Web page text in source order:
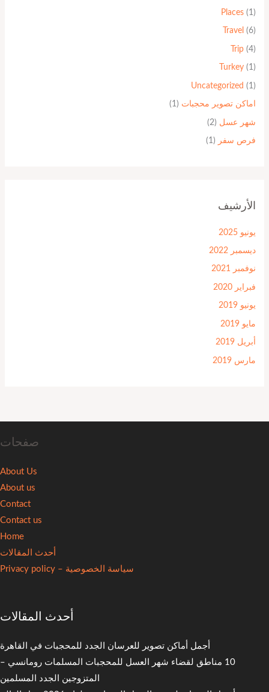
Places(1)
Travel (6)
Trip(4)
Turkey(1)
Uncategorized (1)
اماكن تصوير محجبات (1)
شهر عسل (2)
فرص سفر (1)
الأرشيف
يونيو 2025
ديسمبر 2022
نوفمبر 2021
فبراير 2020
يونيو 2019
مايو 2019
أبريل 2019
مارس 2019
صفحات
About Us
About us
Contact
Contact us
Home
أحدث المقالات
سياسة الخصوصية – Privacy policy
أحدث المقالات
أجمل أماكن تصوير للعرسان الجدد للمحجبات في القاهرة
10 مناطق لقضاء شهر العسل للمحجبات المسلمات رومانسي –
المتزوجين الجدد المسلمين